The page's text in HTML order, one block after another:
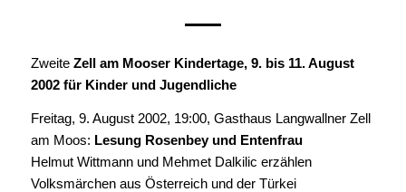
Zweite Zell am Mooser Kindertage, 9. bis 11. August
2002 für Kinder und Jugendliche
Freitag, 9. August 2002, 19:00, Gasthaus Langwallner Zell
am Moos: Lesung Rosenbey und Entenfrau
Helmut Wittmann und Mehmet Dalkilic erzählen
Volksmärchen aus Österreich und der Türkei